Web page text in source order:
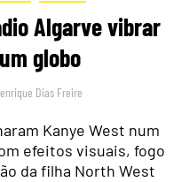
Algarve vibrar
globo
Dias Freire
Kanye West num
efeitos visuais, fogo
da filha North West